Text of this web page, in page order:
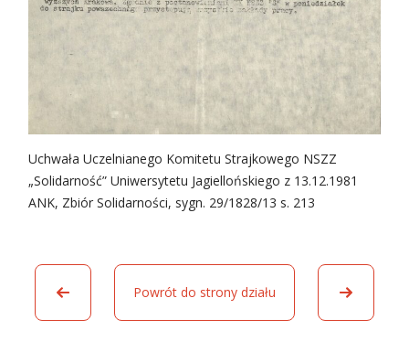
Uchwała Uczelnianego Komitetu Strajkowego NSZZ
„Solidarność” Uniwersytetu Jagiellońskiego z 13.12.1981
ANK, Zbiór Solidarności, sygn. 29/1828/13 s. 213
Powrót do strony działu